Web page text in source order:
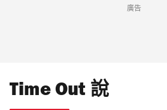
廣告
Time Out 說